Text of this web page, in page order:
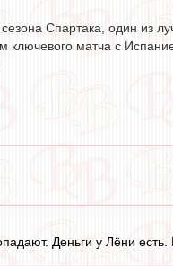
Спартака, один из
матча с
Деньги у Лёни